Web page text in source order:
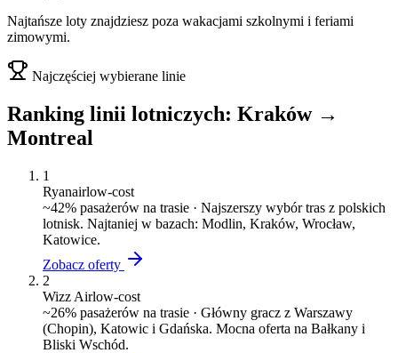
Najtańsze loty znajdziesz poza wakacjami szkolnymi i feriami
zimowymi.
Najczęściej wybierane linie
Ranking linii lotniczych: Kraków→
Montreal
1
Ryanairlow-cost
~42% pasażerów na trasie · Najszerszy wybór tras z polskich
lotnisk. Najtaniej w bazach: Modlin, Kraków, Wrocław,
Katowice.
Zobacz oferty
2
Wizz Airlow-cost
~26% pasażerów na trasie · Główny gracz z Warszawy
(Chopin), Katowic i Gdańska. Mocna oferta na Bałkany i
Bliski Wschód.